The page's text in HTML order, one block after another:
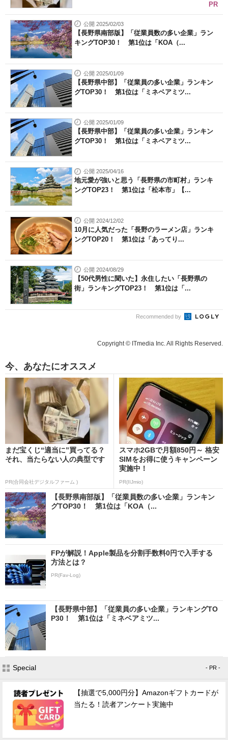
PR
公開 2025/02/03
【長野県南部版】「従業員数の多い企業」ラン
キングTOP30！ 第1位は「KOA（...
公開 2025/01/09
【長野県中部】「従業員の多い企業」ランキン
グTOP30！ 第1位は「ミネベアミツ...
公開 2025/01/09
【長野県中部】「従業員の多い企業」ランキン
グTOP30！ 第1位は「ミネベアミツ...
公開 2025/04/16
地元愛が強いと思う「長野県の市町村」ランキ
ングTOP23！ 第1位は「松本市」【...
公開 2024/12/02
10月に人気だった「長野のラーメン店」ランキ
ングTOP20！ 第1位は「あってり...
公開 2024/08/29
【50代男性に聞いた】永住したい「長野県の
街」ランキングTOP23！ 第1位は「...
Recommended by
Copyright © ITmedia Inc. All Rights Reserved.
今、あなたにオススメ
まだ宝くじ“適当に”買ってる？
それ、当たらない人の典型です
PR(合同会社デジタルファーム )
スマホ2GBで月額850円～ 格安
SIMをお得に使うキャンペーン
実施中！
PR(IIJmio)
【長野県南部版】「従業員数の多い企業」ランキン
グTOP30！ 第1位は「KOA（...
FPが解説！Apple製品を分割手数料0円で入手する
方法とは？
PR(Fav-Log)
【長野県中部】「従業員の多い企業」ランキングTO
P30！ 第1位は「ミネベアミツ...
Special - PR -
【抽選で5,000円分】Amazonギフトカードが
当たる！読者アンケート実施中